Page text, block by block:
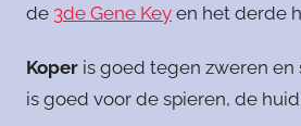
de 3de Gene Key en het derde
Koper is goed tegen zweren
is goed voor de spieren, de